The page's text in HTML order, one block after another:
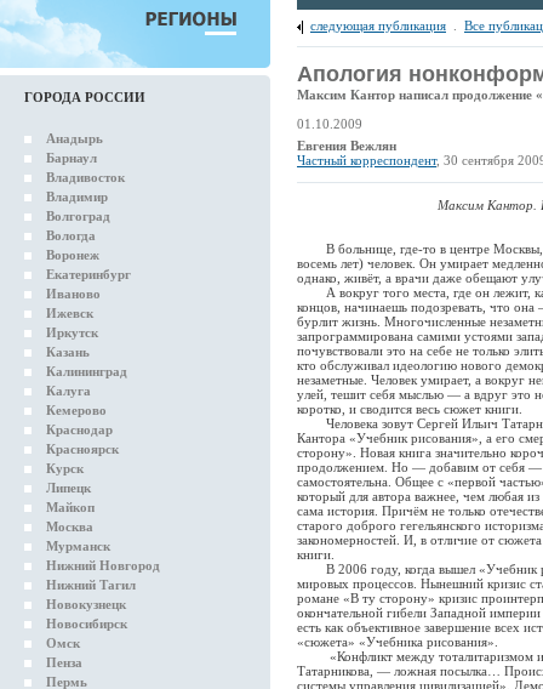
ГОРОДА РОССИИ
Анадырь
Барнаул
Владивосток
Владимир
Волгоград
Вологда
Воронеж
Екатеринбург
Иваново
Ижевск
Иркутск
Казань
Калининград
Калуга
Кемерово
Краснодар
Красноярск
Курск
Липецк
Майкоп
Москва
Мурманск
Нижний Новгород
Нижний Тагил
Новокузнецк
Новосибирск
Омск
Пенза
Пермь
следующая публикация Все
Апология
Максим Кантор написал продолжение
01.10.2009
Евгения Вежлян
Частный корреспондент, 30 сентября
Максим Кантор.
В больнице, где-то в центре Москвы,
восемь лет) человек. Он умирает
однако, живёт, а врачи даже обещают
А вокруг того места, где он лежит,
концов, начинаешь подозревать, что
бурлит жизнь. Многочисленные
запрограммирована самими устоями
почувствовали это на себе не только
кто обслуживал идеологию нового
незаметные. Человек умирает, а вокруг
улей, тешит себя мыслью — а вдруг это
коротко, и сводится весь сюжет книги.
Человека зовут Сергей Ильич
Кантора «Учебник рисования», а его
сторону». Новая книга значительно
продолжением. Но — добавим от себя —
самостоятельна. Общее с «первой
который для автора важнее, чем любая
сама история. Причём не только
старого доброго гегельянского
закономерностей. И, в отличие от
книги.
В 2006 году, когда вышел «Учебник
мировых процессов. Нынешний кризис
романе «В ту сторону» кризис
окончательной гибели Западной
есть как объективное завершение всех
«сюжета» «Учебника рисования».
«Конфликт между тоталитаризмом и
Татарникова, — ложная посылка…
системы управления цивилизацией».